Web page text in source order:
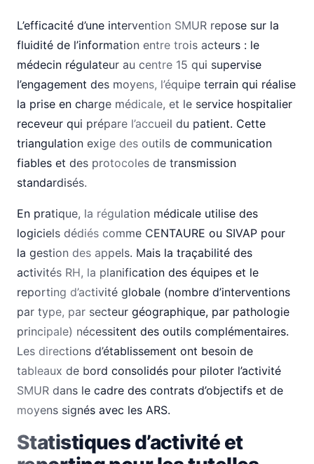
L’efficacité d’une intervention SMUR repose sur la
fluidité de l’information entre trois acteurs : le
médecin régulateur au centre 15 qui supervise
l’engagement des moyens, l’équipe terrain qui réalise
la prise en charge médicale, et le service hospitalier
receveur qui prépare l’accueil du patient. Cette
triangulation exige des outils de communication
fiables et des protocoles de transmission
standardisés.
En pratique, la régulation médicale utilise des
logiciels dédiés comme CENTAURE ou SIVAP pour
la gestion des appels. Mais la traçabilité des
activités RH, la planification des équipes et le
reporting d’activité globale (nombre d’interventions
par type, par secteur géographique, par pathologie
principale) nécessitent des outils complémentaires.
Les directions d’établissement ont besoin de
tableaux de bord consolidés pour piloter l’activité
SMUR dans le cadre des contrats d’objectifs et de
moyens signés avec les ARS.
Statistiques d’activité et